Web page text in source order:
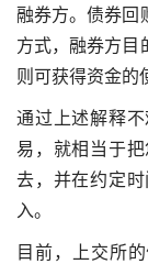
融券方。债券回
方式，融券方目
则可获得资金的
通过上述解释
易，就相当于
去，并在约定
入。
目前，上交所